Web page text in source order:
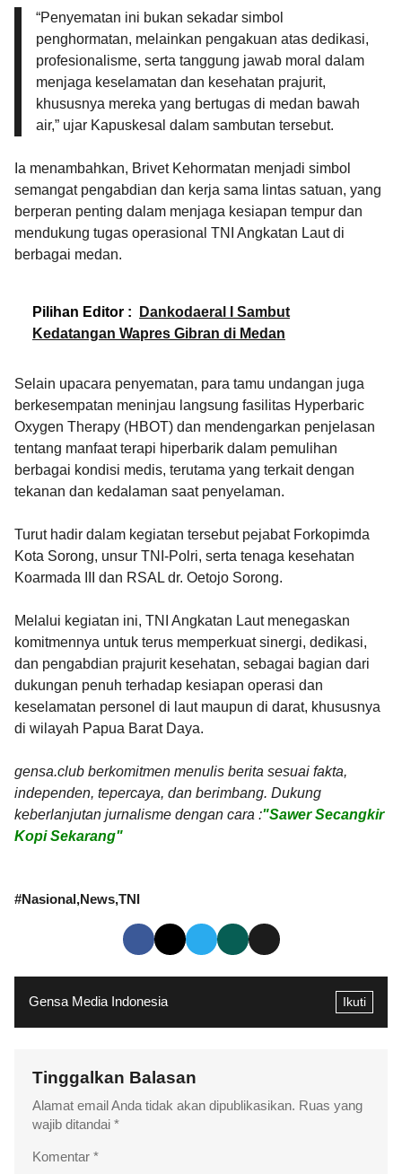
“Penyematan ini bukan sekadar simbol
penghormatan, melainkan pengakuan atas dedikasi,
profesionalisme, serta tanggung jawab moral dalam
menjaga keselamatan dan kesehatan prajurit,
khususnya mereka yang bertugas di medan bawah
air,” ujar Kapuskesal dalam sambutan tersebut.
Ia menambahkan, Brivet Kehormatan menjadi simbol
semangat pengabdian dan kerja sama lintas satuan, yang
berperan penting dalam menjaga kesiapan tempur dan
mendukung tugas operasional TNI Angkatan Laut di
berbagai medan.
Pilihan Editor :
Dankodaeral I Sambut
Kedatangan Wapres Gibran di Medan
Selain upacara penyematan, para tamu undangan juga
berkesempatan meninjau langsung fasilitas Hyperbaric
Oxygen Therapy (HBOT) dan mendengarkan penjelasan
tentang manfaat terapi hiperbarik dalam pemulihan
berbagai kondisi medis, terutama yang terkait dengan
tekanan dan kedalaman saat penyelaman.
Turut hadir dalam kegiatan tersebut pejabat Forkopimda
Kota Sorong, unsur TNI-Polri, serta tenaga kesehatan
Koarmada III dan RSAL dr. Oetojo Sorong.
Melalui kegiatan ini, TNI Angkatan Laut menegaskan
komitmennya untuk terus memperkuat sinergi, dedikasi,
dan pengabdian prajurit kesehatan, sebagai bagian dari
dukungan penuh terhadap kesiapan operasi dan
keselamatan personel di laut maupun di darat, khususnya
di wilayah Papua Barat Daya.
gensa.club berkomitmen menulis berita sesuai fakta,
independen, tepercaya, dan berimbang. Dukung
keberlanjutan jurnalisme dengan cara :"Sawer Secangkir
Kopi Sekarang"
#Nasional News TNI
Gensa Media Indonesia Ikuti
Tinggalkan Balasan
Alamat email Anda tidak akan dipublikasikan. Ruas yang
wajib ditandai *
Komentar *